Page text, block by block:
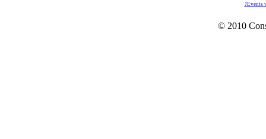
JEvents
© 2010